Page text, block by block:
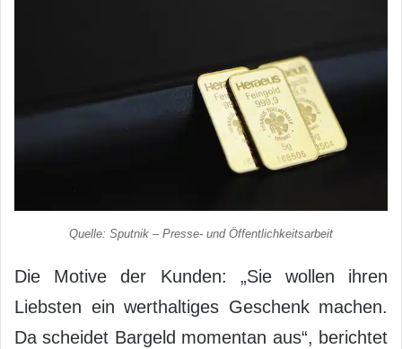
Quelle: Sputnik – Presse- und Öffentlichkeitsarbeit
Die Motive der Kunden: „Sie wollen ihren
Liebsten ein werthaltiges Geschenk machen.
Da scheidet Bargeld momentan aus“, berichtet